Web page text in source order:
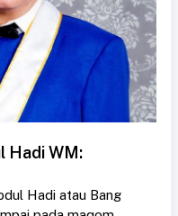
Hadi WM:
Hadi atau Bang